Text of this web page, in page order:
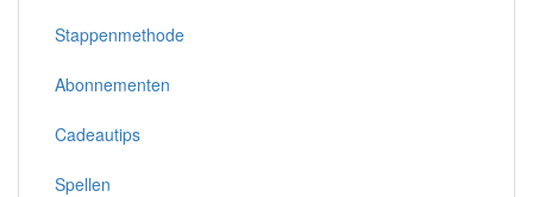
Stappenmethode
Abonnementen
Cadeautips
Spellen